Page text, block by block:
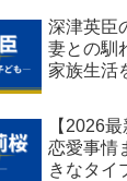
深津英臣
妻との馴
家族生活
【2026
恋愛事情
きなタイ